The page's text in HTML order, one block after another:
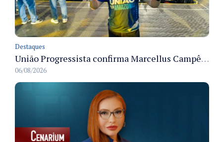
Destaques
União Progressista confirma Marcellus Campêlo como candidato a deputado estadual
06/08/2026